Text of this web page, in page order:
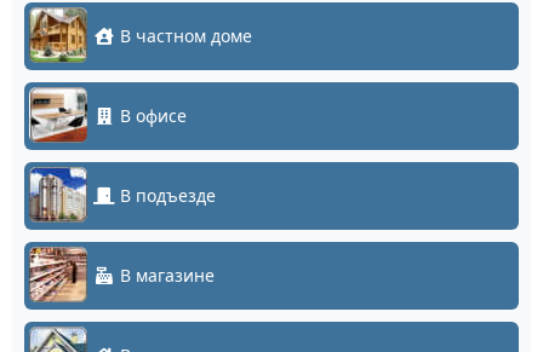
В частном доме
В офисе
В подъезде
В магазине